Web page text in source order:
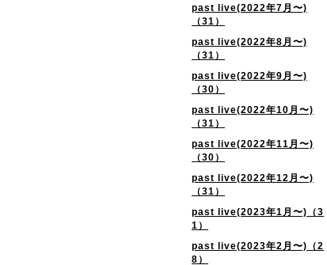
past live(2022年7月〜)
（31）
past live(2022年8月〜)
（31）
past live(2022年9月〜)
（30）
past live(2022年10月〜)
（31）
past live(2022年11月〜)
（30）
past live(2022年12月〜)
（31）
past live(2023年1月〜)（3
1）
past live(2023年2月〜)（2
8）